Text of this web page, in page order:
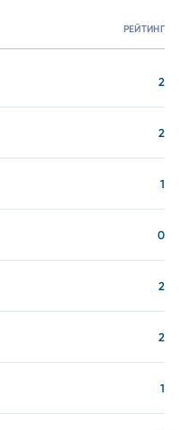
РЕЙТИНГ
2
2
1
0
2
2
1